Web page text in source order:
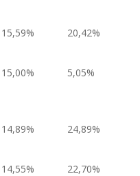
15,59% 20,42%
15,00% 5,05%
14,89% 24,89%
14,55% 22,70%